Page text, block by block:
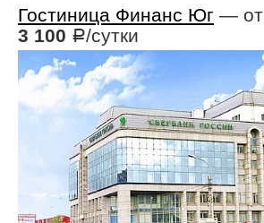
Гостиница Финанс Юг — от
3 100 Р/сутки